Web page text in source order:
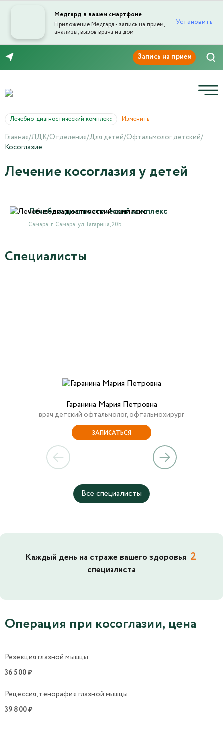
Медгард в вашем смартфоне
Приложение Медгард - запись на прием,
анализы, вызов врача на дом
Установить
Лечебно-диагностический комплекс Изменить
Главная/ЛДК/Отделения/Для детей/Офтальмолог детский/
Косоглазие
Лечение косоглазия у детей
Лечебно-диагностический комплекс
Самара, г. Самара, ул. Гагарина, 20Б
Специалисты
Гаранина Мария Петровна
врач детский офтальмолог, офтальмохирург
ЗАПИСАТЬСЯ
Все специалисты
Каждый день на страже вашего здоровья 2
специалиста
Операция при косоглазии, цена
Резекция глазной мышцы
36 500 ₽
Рецессия, тенорафия глазной мышцы
39 800 ₽